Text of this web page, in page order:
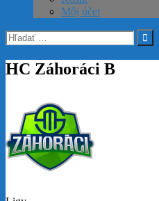
Môj účet
Hľadať:
HC Záhoráci B